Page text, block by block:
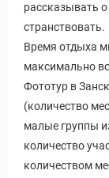
рассказывать
странствовать.
Время отдыха
максимально
Фототур в
(количество
малые группы
количество
количеством